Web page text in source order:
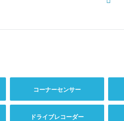
コーナーセンサー
ドライブレコーダー